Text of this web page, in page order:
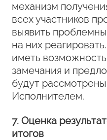
механизм
всех участников
выявить
на них
иметь
замечания и
будут
Исполнителем.
7. Оценка
итогов